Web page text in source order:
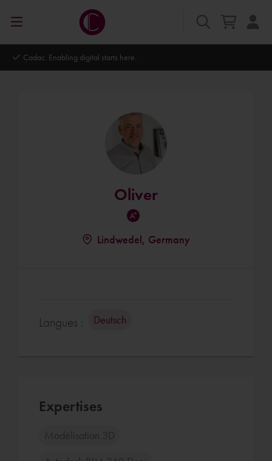
Cadac. Enabling digital starts here.
Oliver
Lindwedel, Germany
Langues : Deutsch
Expertises
Modélisation 3D